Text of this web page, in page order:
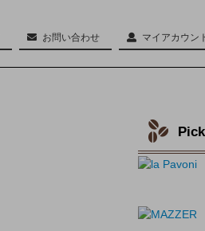
お問い合わせ マイアカウン